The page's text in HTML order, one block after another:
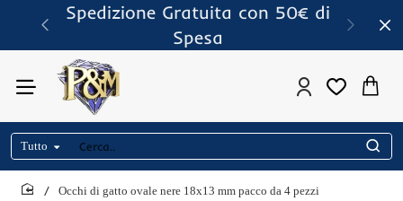
Spedizione Gratuita con 50€ di
Spesa
Tutto
Cerca..
Occhi di gatto ovale nere 18x13 mm pacco da 4 pezzi